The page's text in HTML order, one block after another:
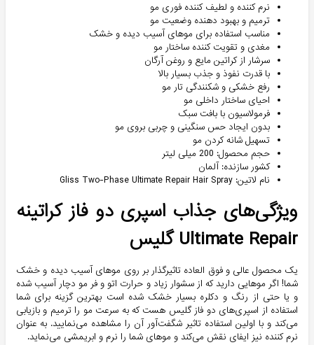
نرم کننده و لطیف کننده فوری مو
ترمیم و بهبود دهنده وضعیت مو
مناسب استفاده برای موهای آسیب دیده و خشک
مغدی و تقویت کننده ساختار مو
سرشار از کراتین مایع و روغن آرگان
با قدرت نفوذ و جذب بسیار بالا
رفع خشکی و شکنندگی تار مو
احیای ساختار داخلی مو
فرمولاسیون با بافت سبک
بدون ایجاد حس سنگینی و چربی بروی مو
تسهیل شانه کردن مو
حجم محصول: 200 میلی لیتر
کشور سازنده: آلمان
نام لاتین: Gliss Two-Phase Ultimate Repair Hair Spray
ویژگی‌های جذاب اسپری دو فاز کراتینه
Ultimate Repair گلیس
یک محصول عالی و فوق العاده تاثیرگذار بر روی موهای آسیب دیده و خشک
شما! اگر موهایی دارید که از سشوار زیاد و حرارت اتو و فر مو دچار آسیب شده
و یا حتی از رنگ و دکلره بسیار خشک شده است بهترین گزینه برای شما
استفاده از اسپری‌های دو فاز گلیس هست که به سرعت مو را ترمیم و بازیابی
می‌کند و با اولین استفاده تاثیر شگفت‌آور آن را مشاهده می‌نمایید. به عنوان
نرم کننده نیز ایفای نقش می‌کند و موهای شما را نرم و ابریمشی می‌نماید.